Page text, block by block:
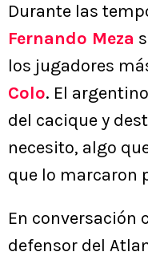
Durante las
Fernando Meza
los jugadores
Colo. El
del cacique y
necesito, algo
que lo marcaron
En conversación
defensor del